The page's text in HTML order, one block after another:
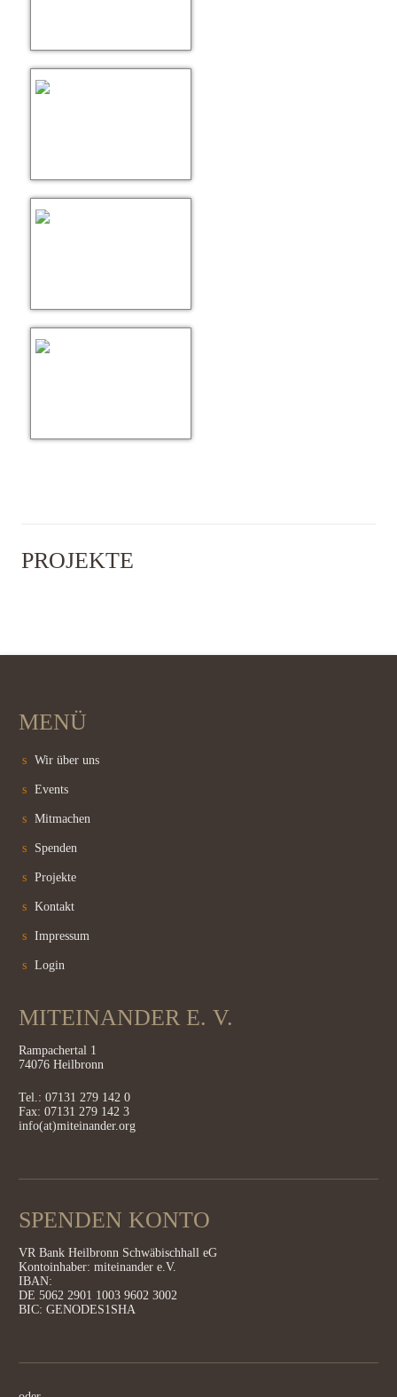
PROJEKTE
MENÜ
Wir über uns
Events
Mitmachen
Spenden
Projekte
Kontakt
Impressum
Login
MITEINANDER E. V.
Rampachertal 1
74076 Heilbronn
Tel.: 07131 279 142 0
Fax: 07131 279 142 3
info(at)miteinander.org
SPENDEN KONTO
VR Bank Heilbronn Schwäbischhall eG
Kontoinhaber: miteinander e.V.
IBAN:
DE 5062 2901 1003 9602 3002
BIC: GENODES1SHA